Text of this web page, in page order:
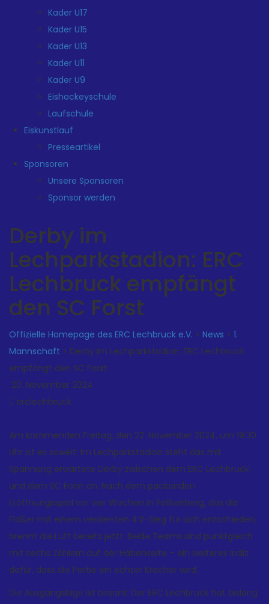
Kader U17
Kader U15
Kader U13
Kader U11
Kader U9
Eishockeyschule
Laufschule
Eiskunstlauf
Presseartikel
Sponsoren
Unsere Sponsoren
Sponsor werden
Derby im
Lechparkstadion: ERC
Lechbruck empfängt
den SC Forst
Offizielle Homepage des ERC Lechbruck e.V. > News > 1.
Mannschaft > Derby im Lechparkstadion: ERC Lechbruck
empfängt den SC Forst
20. November 2024
erclechbruck
Am kommenden Freitag, den 22. November 2024, um 19:30
Uhr ist es soweit: Im Lechparkstadion steht das mit
Spannung erwartete Derby zwischen dem ERC Lechbruck
und dem SC Forst an. Nach dem packenden
Eröffnungsspiel vor vier Wochen in Peißenberg, das die
Flößer mit einem verdienten 4:2-Sieg für sich entschieden,
brennt die Luft bereits jetzt. Beide Teams sind punktgleich
mit sechs Zählern auf der Habenseite – ein weiteres Indiz
dafür, dass die Partie ein echter Kracher wird.
Die Ausgangslage ist brisant: Der ERC Lechbruck hat bislang